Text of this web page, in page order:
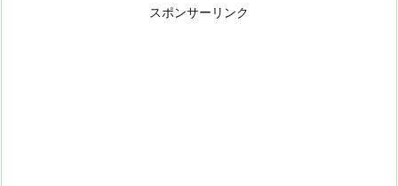
スポンサーリンク